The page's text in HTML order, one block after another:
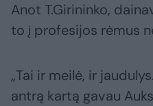
Anot T.Girininko,
to į profesijos rėmus
„Tai ir meilė, ir
antrą kartą gavau